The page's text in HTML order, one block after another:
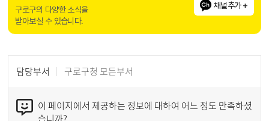
구로구의 다양한 소식을
받아보실 수 있습니다.
채널추가 +
담당부서 구로구청 모든부서
이 페이지에서 제공하는 정보에 대하여 어느 정도 만족하셨